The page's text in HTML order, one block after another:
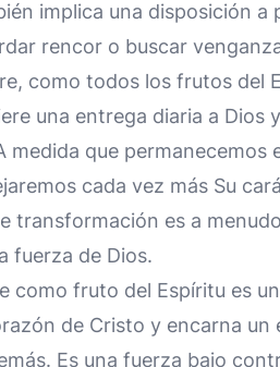
implica una disposición a
rencor o buscar
como todos los frutos del
una entrega diaria a Dios
que permanecemos
cada vez más Su
transformación es a
fuerza de Dios.
como fruto del Espíritu es
de Cristo y encarna
Es una fuerza bajo